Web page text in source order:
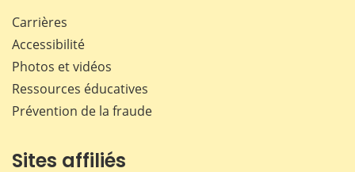
Carrières
Accessibilité
Photos et vidéos
Ressources éducatives
Prévention de la fraude
Sites affiliés